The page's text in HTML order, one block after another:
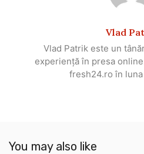
Vlad
Vlad Patrik este un
experiență în presa
fresh24.ro în
You may also like